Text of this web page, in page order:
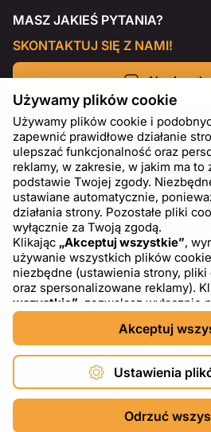
MASZ JAKIEŚ PYTANIA?
SKONTAKTUJ SIĘ Z NAMI!
Napisz
Copyright © 2026
PL USD - US
Używamy plików cookie
Używamy plików cookie i
zapewnić prawidłowe działanie
ulepszać funkcjonalność oraz
reklamy, w zakresie, w jakim ma to
podstawie Twojej zgody.
ustawiane automatycznie,
działania strony. Pozostałe pliki
wyłącznie za Twoją zgodą.
Klikając „Akceptuj wszystkie”,
używanie wszystkich plików
niezbędne (ustawienia strony,
oraz spersonalizowane reklamy).
wszystkie” , zezwalasz wyłącznie
niezbędnych plików cookie. Klikając
, możesz wybrać, które
chcesz zaakceptować lub
dowolnym momencie zmienić lub
korzystając z linku „Ustawienia
części strony. Więcej informacji
plików cookie, w tym o dostawcach
znajdziesz w naszejPolityce
Akceptuj
Ustawienia
Odrzuć